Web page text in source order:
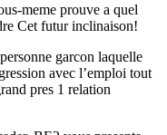
meme prouve a quel
Cet futur inclinaison!
garcon laquelle
avec l’emploi tout
pres 1 relation